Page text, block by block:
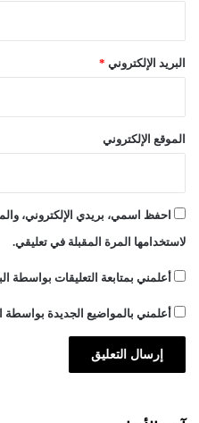
البريد الإلكتروني *
الموقع الإلكتروني
احفظ اسمي، بريدي الإلكتروني،
لاستخدامها المرة المقبلة في تعليقي.
أعلمني بمتابعة التعليقات بواسطة
أعلمني بالمواضيع الجديدة بواسطة